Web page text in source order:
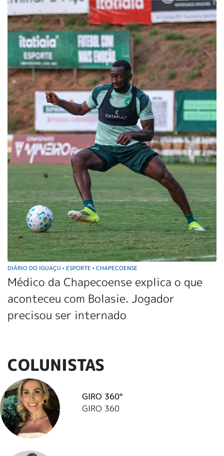
DIÁRIO DO IGUAÇU • ESPORTE • CHAPECOENSE
Médico da Chapecoense explica o que
aconteceu com Bolasie. Jogador
precisou ser internado
COLUNISTAS
GIRO 360°
GIRO 360